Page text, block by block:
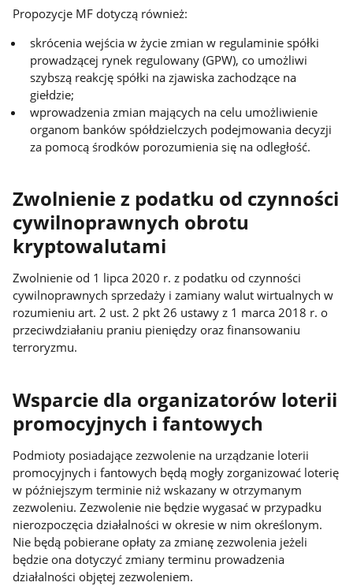
Propozycje MF dotyczą również:
skrócenia wejścia w życie zmian w regulaminie spółki
prowadzącej rynek regulowany (GPW), co umożliwi
szybszą reakcję spółki na zjawiska zachodzące na
giełdzie;
wprowadzenia zmian mających na celu umożliwienie
organom banków spółdzielczych podejmowania decyzji
za pomocą środków porozumienia się na odległość.
Zwolnienie z podatku od czynności
cywilnoprawnych obrotu
kryptowalutami
Zwolnienie od 1 lipca 2020 r. z podatku od czynności
cywilnoprawnych sprzedaży i zamiany walut wirtualnych w
rozumieniu art. 2 ust. 2 pkt 26 ustawy z 1 marca 2018 r. o
przeciwdziałaniu praniu pieniędzy oraz finansowaniu
terroryzmu.
Wsparcie dla organizatorów loterii
promocyjnych i fantowych
Podmioty posiadające zezwolenie na urządzanie loterii
promocyjnych i fantowych będą mogły zorganizować loterię
w późniejszym terminie niż wskazany w otrzymanym
zezwoleniu. Zezwolenie nie będzie wygasać w przypadku
nierozpoczęcia działalności w okresie w nim określonym.
Nie będą pobierane opłaty za zmianę zezwolenia jeżeli
będzie ona dotyczyć zmiany terminu prowadzenia
działalności objętej zezwoleniem.